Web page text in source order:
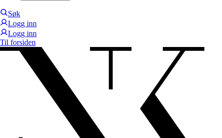
Søk
Logg inn
Logg inn
Til forsiden